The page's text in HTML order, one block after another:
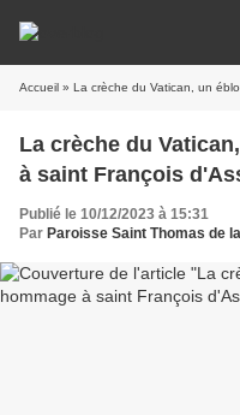
Accueil » La crèche du Vatican, un
La crèche du
à saint François
Publié le 10/12/2023 à 15:31
Par Paroisse Saint Thomas de